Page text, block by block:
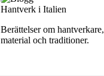
Hantverk i Italien
Berättelser om hantverkare,
material och traditioner.